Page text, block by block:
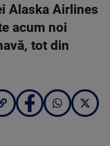
Alaska Airlines
acum noi
tot din